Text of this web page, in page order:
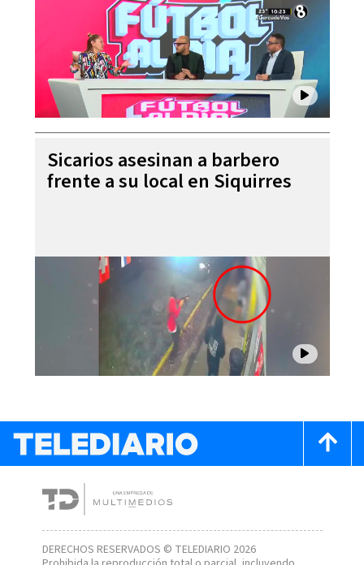
Sicarios asesinan a barbero
frente a su local en Siquirres
DERECHOS RESERVADOS © TELEDIARIO 2026